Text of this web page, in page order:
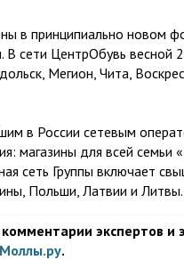
в принципиально новом
сети ЦентрОбувь весной
Мегион, Чита,
в России сетевым
магазины для всей
сеть Группы включает
Польши, Латвии и Литвы.
экспертов и
.